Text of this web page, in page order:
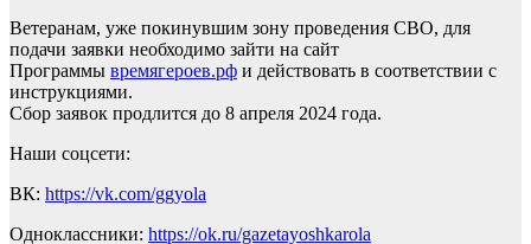
Ветеранам, уже покинувшим зону проведения СВО, для
подачи заявки необходимо зайти на сайт
Программы времягероев.рф и действовать в соответствии с
инструкциями.
Сбор заявок продлится до 8 апреля 2024 года.
Наши соцсети:
ВК: https://vk.com/ggyola
Одноклассники: https://ok.ru/gazetayoshkarola